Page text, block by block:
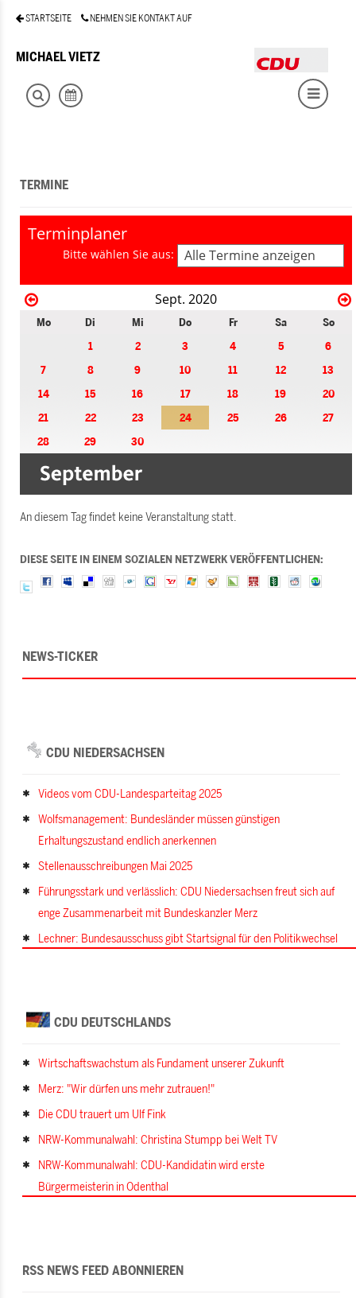
STARTSEITE NEHMEN SIE KONTAKT AUF
MICHAEL VIETZ
TERMINE
Terminplaner
Bitte wählen Sie aus: Alle Termine anzeigen
Sept. 2020
Mo Di Mi Do Fr Sa
So
1
2 3 4 5
6
7
8 9 10 11 12
13
14
15 16 17 18 19
20
21
22 23 24 25 26
27
28
29 30
An diesem Tag findet keine Veranstaltung statt.
DIESE SEITE IN EINEM SOZIALEN NETZWERK VERÖFFENTLICHEN:
NEWS-TICKER
CDU NIEDERSACHSEN
Videos vom CDU-Landesparteitag 2025
Wolfsmanagement: Bundesländer müssen günstigen
Erhaltungszustand endlich anerkennen
Stellenausschreibungen Mai 2025
Führungsstark und verlässlich: CDU Niedersachsen freut sich auf
enge Zusammenarbeit mit Bundeskanzler Merz
Lechner: Bundesausschuss gibt Startsignal für den Politikwechsel
CDU DEUTSCHLANDS
Wirtschaftswachstum als Fundament unserer Zukunft
Merz: "Wir dürfen uns mehr zutrauen!"
Die CDU trauert um Ulf Fink
NRW-Kommunalwahl: Christina Stumpp bei Welt TV
NRW-Kommunalwahl: CDU-Kandidatin wird erste
Bürgermeisterin in Odenthal
RSS NEWS FEED ABONNIEREN